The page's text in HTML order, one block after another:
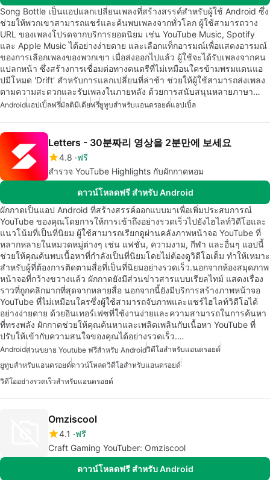
Song Bottle เป็นแอปแลกเปลี่ยนเพลงที่สร้างสรรค์สำหรับผู้ใช้ Android ซึ่ง
ช่วยให้พวกเขาสามารถแชร์และค้นพบเพลงจากทั่วโลก ผู้ใช้สามารถวาง
URL ของเพลงโปรดจากบริการยอดนิยม เช่น YouTube Music, Spotify
และ Apple Music ได้อย่างง่ายดาย และเลือกแท็กอารมณ์เพื่อแสดงอารมณ์
ของการเลือกเพลงของพวกเขา เมื่อส่งออกไปแล้ว ผู้ใช้จะได้รับเพลงจากคน
แปลกหน้า ซึ่งสร้างการเชื่อมต่อทางดนตรีที่ไม่เหมือนใครข้ามพรมแดนแอ
ปมีโหมด 'Drift' สำหรับการแลกเปลี่ยนที่ล่าช้า ช่วยให้ผู้ใช้สามารถส่งเพลง
ตามความสะดวกและรับเพลงในภายหลัง ด้วยการสนับสนุนหลายภาษา…
Androidแอปเปิ้ลฟรีมัลติมีเดียฟรียูทูบสำหรับแอนดรอยด์แอปเปิ้ล
Letters - 30분짜리 영상을 2분만에 보세요
4.8 ฟรี
สำรวจ YouTube Highlights กับผักกาดหอม
ดาวน์โหลดฟรี สำหรับ Android
ผักกาดเป็นแอป Android ที่สร้างสรรค์ออกแบบมาเพื่อเพิ่มประสบการณ์
YouTube ของคุณโดยการให้การเข้าถึงอย่างรวดเร็วไปยังไฮไลท์วิดีโอและ
แนวโน้มที่เป็นที่นิยม ผู้ใช้สามารถเรียกดูผ่านคลังภาพหน้าจอ YouTube ที่
หลากหลายในหมวดหมู่ต่างๆ เช่น แฟชั่น, ความงาม, กีฬา และอื่นๆ แอปนี้
ช่วยให้คุณค้นพบเนื้อหาที่กำลังเป็นที่นิยมโดยไม่ต้องดูวิดีโอเต็ม ทำให้เหมาะ
สำหรับผู้ที่ต้องการติดตามสื่อที่เป็นที่นิยมอย่างรวดเร็ว.นอกจากห้องสมุดภาพ
หน้าจอที่กว้างขวางแล้ว ผักกาดยังมีส่วนข่าวสารแบบเรียลไทม์ แสดงเรื่อง
ราวที่ถูกคลิกมากที่สุดจากหลายสื่อ นอกจากนี้ยังมีบริการสร้างภาพหน้าจอ
YouTube ที่ไม่เหมือนใครซึ่งผู้ใช้สามารถจับภาพและแชร์ไฮไลท์วิดีโอได้
อย่างง่ายดาย ด้วยอินเทอร์เฟซที่ใช้งานง่ายและความสามารถในการค้นหา
ที่ทรงพลัง ผักกาดช่วยให้คุณค้นหาและเพลิดเพลินกับเนื้อหา YouTube ที่
ปรับให้เข้ากับความสนใจของคุณได้อย่างรวดเร็ว.…
Androidส่วนขยาย Youtube ฟรีสำหรับ Androidวิดีโอสำหรับแอนดรอยด์
ยูทูบสำหรับแอนดรอยด์ดาวน์โหลดวิดีโอสำหรับแอนดรอยด์
วิดีโออย่างรวดเร็วสำหรับแอนดรอยด์
Omziscool
4.1
ฟรี
Craft Gaming YouTuber: Omziscool
ดาวน์โหลดฟรี สำหรับ Android